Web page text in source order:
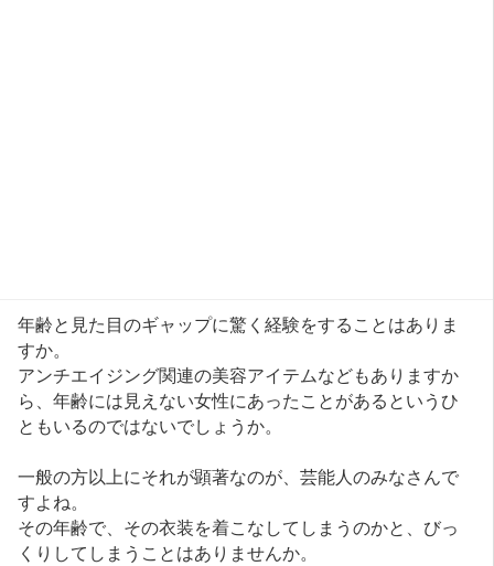
年齢と見た目のギャップに驚く経験をすることはありま
すか。
アンチエイジング関連の美容アイテムなどもありますか
ら、年齢には見えない女性にあったことがあるというひ
ともいるのではないでしょうか。
一般の方以上にそれが顕著なのが、芸能人のみなさんで
すよね。
その年齢で、その衣装を着こなしてしまうのかと、びっ
くりしてしまうことはありませんか。